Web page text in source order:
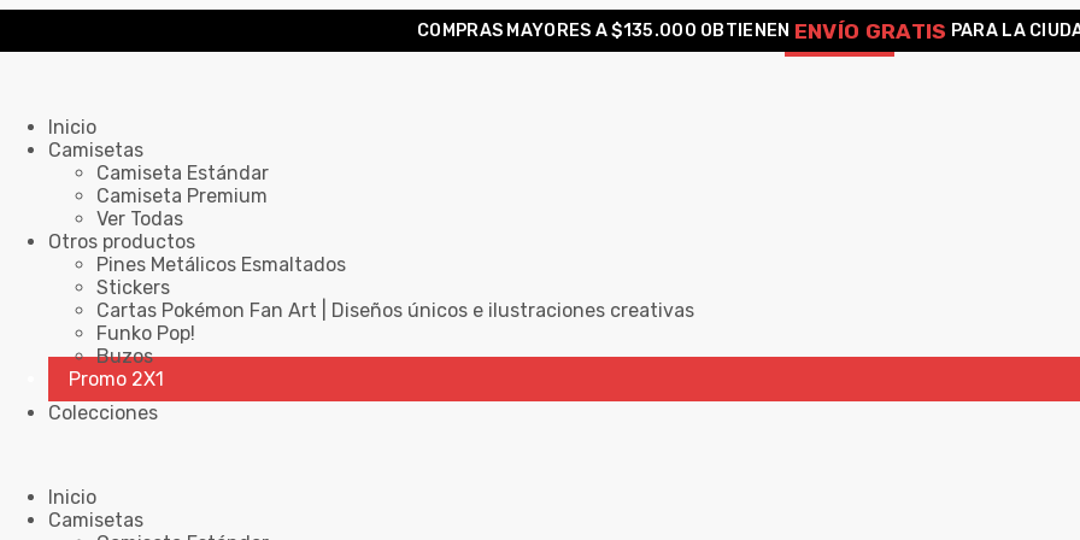
COMPRAS MAYORES A $135.000 OBTIENEN ENVÍO GRATIS PARA LA
Inicio
Camisetas
Camiseta Estándar
Camiseta Premium
Ver Todas
Otros productos
Pines Metálicos Esmaltados
Stickers
Cartas Pokémon Fan Art | Diseños únicos e ilustraciones creativas
Funko Pop!
Buzos
Promo 2X1
Colecciones
Inicio
Camisetas